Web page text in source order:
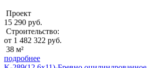
Проект
15 290 руб.
Строительство:
от 1 482 322 руб.
38 м²
подробнее